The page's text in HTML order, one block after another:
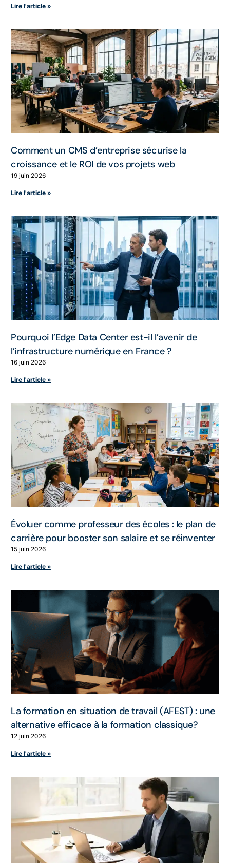
Lire l'article »
Comment un CMS d’entreprise sécurise la
croissance et le ROI de vos projets web
19 juin 2026
Lire l'article »
Pourquoi l’Edge Data Center est-il l’avenir de
l’infrastructure numérique en France ?
16 juin 2026
Lire l'article »
Évoluer comme professeur des écoles : le plan de
carrière pour booster son salaire et se réinventer
15 juin 2026
Lire l'article »
La formation en situation de travail (AFEST) : une
alternative efficace à la formation classique?
12 juin 2026
Lire l'article »